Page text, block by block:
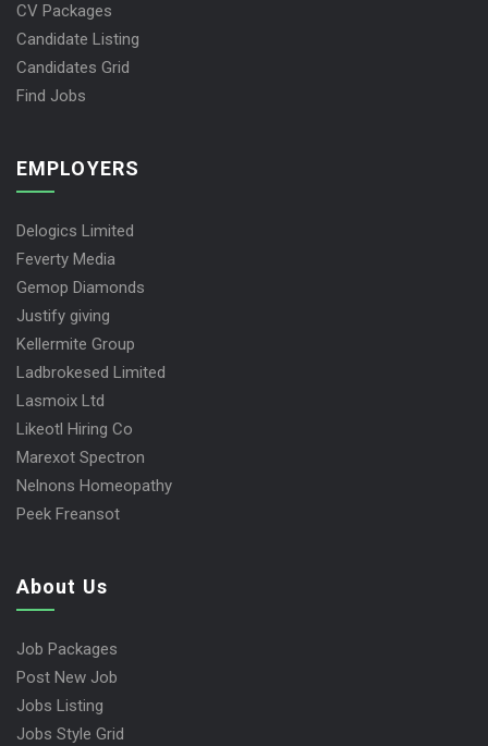
CV Packages
Candidate Listing
Candidates Grid
Find Jobs
EMPLOYERS
Delogics Limited
Feverty Media
Gemop Diamonds
Justify giving
Kellermite Group
Ladbrokesed Limited
Lasmoix Ltd
Likeotl Hiring Co
Marexot Spectron
Nelnons Homeopathy
Peek Freansot
About Us
Job Packages
Post New Job
Jobs Listing
Jobs Style Grid